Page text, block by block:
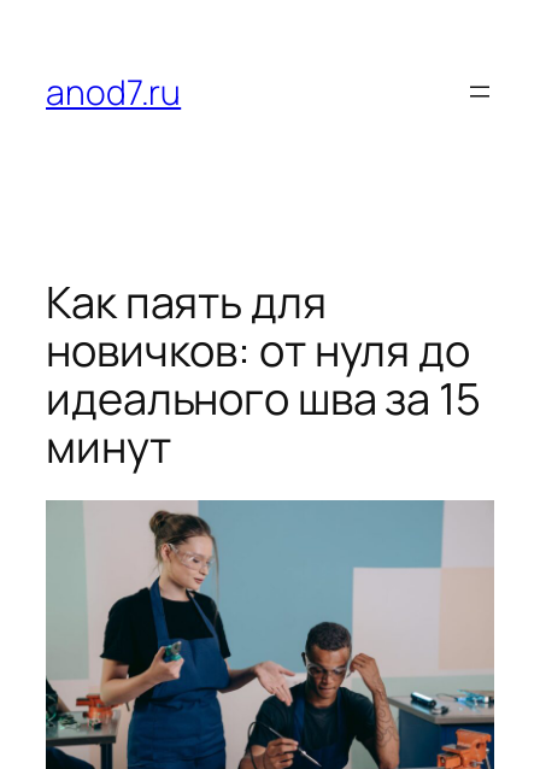
содержимому
anod7.ru
Как паять для
новичков: от нуля до
идеального шва за 15
минут